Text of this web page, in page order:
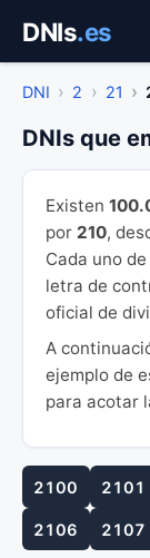
contenido
DNIs.es
DNI 2 21
DNIs que
Existen
por 210,
Cada uno
letra de
oficial de
A
ejemplo de
para acotar
2100 2101
2106 2107